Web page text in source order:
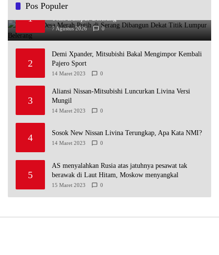
Pos Populer
1
Koperasi Desa Merah Putih di Serang Dibangun Dekat
7 Agustus 2026 0
2
Demi Xpander, Mitsubishi Bakal Mengimpor Kembali
Pajero Sport
14 Maret 2023 0
3
Aliansi Nissan-Mitsubishi Luncurkan Livina Versi
Mungil
14 Maret 2023 0
4 Sosok New Nissan Livina Terungkap, Apa Kata NMI?
14 Maret 2023 0
5
AS menyalahkan Rusia atas jatuhnya pesawat tak
berawak di Laut Hitam, Moskow menyangkal
15 Maret 2023 0